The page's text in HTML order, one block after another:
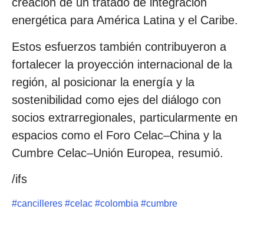
energética para América Latina y el Caribe.
Estos esfuerzos también contribuyeron a
fortalecer la proyección internacional de la
región, al posicionar la energía y la
sostenibilidad como ejes del diálogo con
socios extrarregionales, particularmente en
espacios como el Foro Celac–China y la
Cumbre Celac–Unión Europea, resumió.
/ifs
#cancilleres #celac #colombia #cumbre